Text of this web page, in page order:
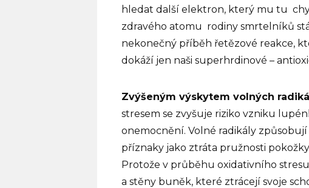
hledat další elektron, který mu tu
zdravého atomu rodiny smrtelníků
nekonečný příběh řetězové reakce,
dokáží jen naši superhrdinové –
Zvýšeným výskytem volných
stresem se zvyšuje riziko vzniku
onemocnění. Volné radikály
příznaky jako ztráta pružnosti
Protože v průběhu oxidativního
a stěny buněk, které ztrácejí svoje